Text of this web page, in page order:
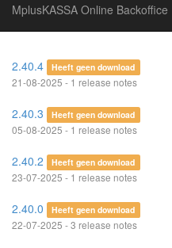
MplusKASSA Online Backoffice
2.40.4 Heeft geen download
21-08-2025 - 1 release notes
2.40.3 Heeft geen download
05-08-2025 - 1 release notes
2.40.2 Heeft geen download
23-07-2025 - 1 release notes
2.40.0 Heeft geen download
22-07-2025 - 3 release notes